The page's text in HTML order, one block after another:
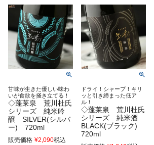
甘味が生きた優しい味わ
いが食欲を掻き立てる！
◇蓬莱泉 荒川杜氏
シリーズ 純米吟
醸 SILVER(シルバ
ー) 720ml
販売価格 ¥2,090税込
ドライ！シャープ！キリ
ッと引き締まった低ア
ル！
◇蓬莱泉 荒川杜氏
シリーズ 純米酒
BLACK(ブラック)
720ml